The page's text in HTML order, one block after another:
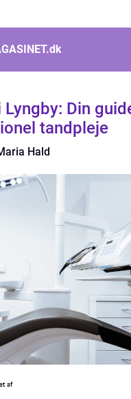
dk
Din
tandpleje
Hald